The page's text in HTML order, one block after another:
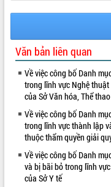
VIDEO
Loading the player...
Khám bệnh, cấp phát thuốc
và tặng quà người dân xã Cư Pui
Hội nghị UBND tỉnh Đắk Lắk
tháng 7/2026
Văn bản liên quan
Về việc công bố Danh
trong lĩnh vực Nghệ
của Sở Văn hóa, Thể
Về việc công bố Danh
trong lĩnh vực thành lập
thuộc thẩm quyền giải
Về việc công bố Danh
và bị bãi bỏ trong lĩnh
của Sở Y tế